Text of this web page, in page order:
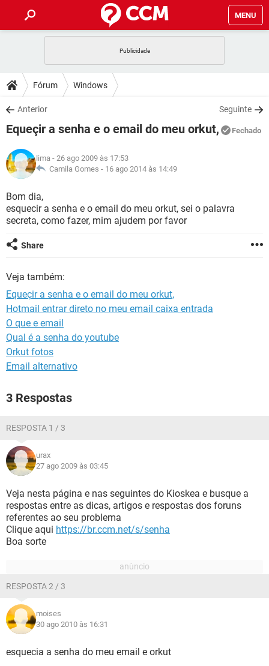
MENU
CELULAR
OUTLOOK
INSTAGRAM GMAIL
GUIA DE COMPRAS
DICAS
JOGOS
INSTAGRAM
GUIA DE COMPRAS
DOWNLOADS
JOGOS WHATSAPP
CELULAR
OUTLOOK EXCEL
INSTAGRAM
GUIA DE COMPRAS
FÓRUM
JOGOS
CELULAR
OUTLOOK
INSTAGRAM GMAIL
GUIA DE COMPRAS
GLOSSÁRIO
JOGOS
CELULAR FACEBOOK
INSTAGRAM
GUIA DE COMPRAS
Fórum Windows
Anterior Seguinte
Equeçir a senha e o email do meu orkut, Fechado
lima - 26 ago 2009 às 17:53
Camila Gomes - 16 ago 2014 às 14:49
Bom dia,
esquecir a senha e o email do meu orkut, sei o palavra
secreta, como fazer, mim ajudem por favor
Share
Veja também:
Equeçir a senha e o email do meu orkut,
Hotmail entrar direto no meu email caixa entrada
O que e email
Qual é a senha do youtube
Orkut fotos
Email alternativo
3 Respostas
RESPOSTA 1 / 3
urax
27 ago 2009 às 03:45
Veja nesta página e nas seguintes do Kioskea e busque a
respostas entre as dicas, artigos e respostas dos foruns
referentes ao seu problema
Clique aqui https://br.ccm.net/s/senha
Boa sorte
RESPOSTA 2 / 3
moises
30 ago 2010 às 16:31
esquecia a senha do meu email e orkut